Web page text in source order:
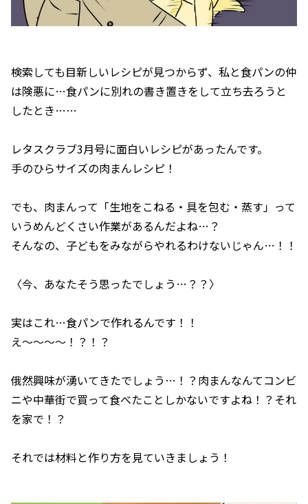
検索しても目新しいレシピが見つからず、私と食パンの仲
は険悪に…食パンに別れの書き置きをして立ち去ろうと
したとき……
レタスクラブ3月号に面白いレシピがあったんです。
手のひらサイズの肉まんレシピ！
でも、肉まんって「生地をこねる・具を包む・蒸す」って
いうめんどくさい作業があるんだよね…？
そんなの、子どもをみながらやれるわけないじゃん…！！
〈今、あなたそう思ったでしょう…？？〉
実はこれ…食パンで作れるんです！！
え〜〜〜〜！？！？
俄然興味が湧いてきたでしょう…！？肉まんなんてコンビ
ニや中華街で買って食べたことしかないですよね！？それ
を家で！？
それでは材料と作り方を見ていきましょう！